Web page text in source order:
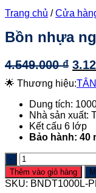
Trang chủ / Cửa
Bồn nhựa
4.549.000₫ Giá
gốc
là:
🌟 Thương hiệu:
Dung tích:
Nhà sản xuất:
Kết cấu 6 lớp
Bảo hành: 40
Bồn
nhựa
ngang
1000
Thêm vào giỏ hàng
SKU: BNDT1000L-